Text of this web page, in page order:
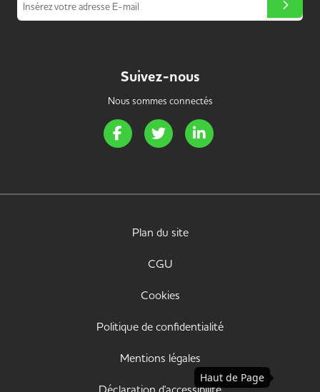
Insérez votre adresse E-mail
Suivez-nous
Nous sommes connectés
Page Facebook de Handi Energie
Page Twitter de Handi Energie
Plan du site
CGU
Cookies
Politique de confidentialité
Mentions légales
Haut de Page